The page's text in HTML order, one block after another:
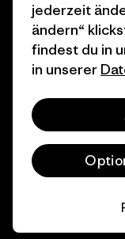
© 2026 Patagonia,
jederzeit
ändern“
findest du in
in unserer